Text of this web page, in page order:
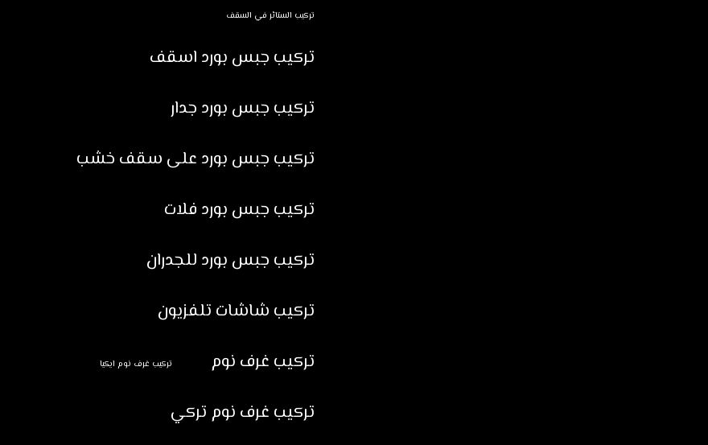
تركيب الستائر في السقف
تركيب جبس بورد اسقف
تركيب جبس بورد جدار
تركيب جبس بورد على سقف خشب
تركيب جبس بورد فلات
تركيب جبس بورد للجدران
تركيب شاشات تلفزيون
تركيب غرف نوم
تركيب غرف نوم ايكيا
تركيب غرف نوم تركي